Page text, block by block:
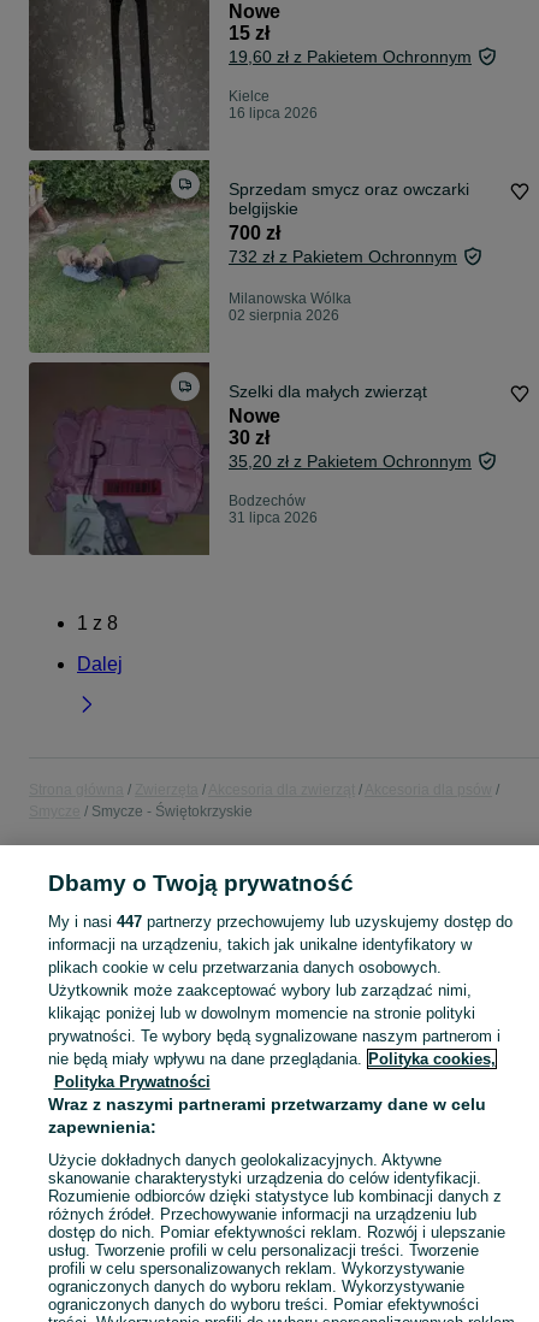
Nowe
15 zł
19,60 zł z Pakietem Ochronnym
Kielce
16 lipca 2026
Sprzedam smycz oraz owczarki
belgijskie
700 zł
732 zł z Pakietem Ochronnym
Milanowska Wólka
02 sierpnia 2026
Szelki dla małych zwierząt
Nowe
30 zł
35,20 zł z Pakietem Ochronnym
Bodzechów
31 lipca 2026
1 z 8
Dalej
Smycze - Świętokrzyskie
POLSKA » ŚWIĘTOKRZYSKIE
KATEGORIA
Sprzedaż smyczy dla psów Świętokrzyskie ▶️ automatyczne, przepinane, skórzane itd. ✅ Nowe i używane w atrakcyjnych cenach ☝ Znajdź oferty na OLX.pl! Zobacz
Mapa kategorii
Mapa miejscowości
Mapa ministron
Popularne wyszukiwania
Dbamy o Twoją prywatność
My i nasi 447partnerzy przechowujemy lub uzyskujemy dostęp do
informacji na urządzeniu, takich jak unikalne identyfikatory w
plikach cookie w celu przetwarzania danych osobowych.
Użytkownik może zaakceptować wybory lub zarządzać nimi,
klikając poniżej lub w dowolnym momencie na stronie polityki
prywatności. Te wybory będą sygnalizowane naszym partnerom i
nie będą miały wpływu na dane przeglądania. Polityka cookies,
Polityka Prywatności
Wraz z naszymi partnerami przetwarzamy dane w celu
zapewnienia:
Użycie dokładnych danych geolokalizacyjnych. Aktywne
skanowanie charakterystyki urządzenia do celów identyfikacji.
Rozumienie odbiorców dzięki statystyce lub kombinacji danych z
różnych źródeł. Przechowywanie informacji na urządzeniu lub
dostęp do nich. Pomiar efektywności reklam. Rozwój i ulepszanie
usług. Tworzenie profili w celu personalizacji treści. Tworzenie
profili w celu spersonalizowanych reklam. Wykorzystywanie
ograniczonych danych do wyboru reklam. Wykorzystywanie
ograniczonych danych do wyboru treści. Pomiar efektywności